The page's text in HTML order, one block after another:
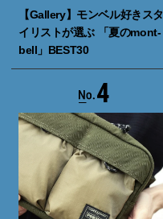
【Gallery】モンベル好きスタ
イリストが選ぶ 「夏のmont-
bell」BEST30
4